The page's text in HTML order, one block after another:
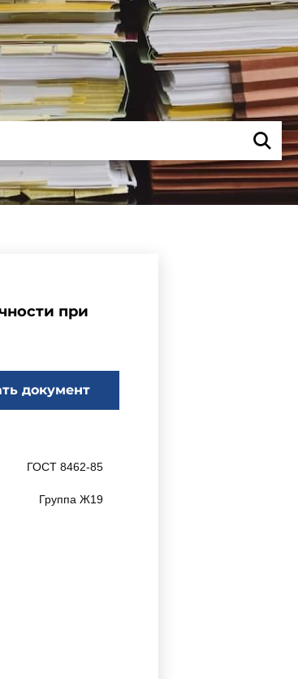
при
документ
ГОСТ 8462-85
Группа Ж19